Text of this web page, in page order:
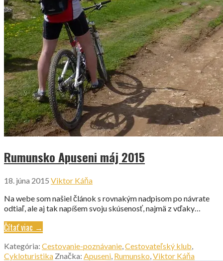
Rumunsko Apuseni máj 2015
18. júna 2015 Viktor Káňa
Na webe som našiel článok s rovnakým nadpisom po návrate
odtiaľ, ale aj tak napíšem svoju skúsenosť, najmä z vďaky…
Čítať viac →
Kategória: Cestovanie-poznávanie Cestovateľský klub
Cykloturistika Značka: Apuseni Rumunsko Viktor Káňa